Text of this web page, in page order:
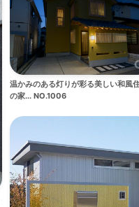
温かみのある灯りが彩る美しい和風
の家... NO.1006